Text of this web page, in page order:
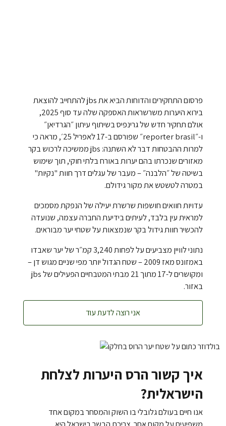
פרסום התחקירים והדוחות הביא את jbs להתחייב להוצאת
בירוא היערות משרשראות האספקה שלה עד סוף 2025,
אולם תחקיר חדש של גרינפיס בשיתוף עיתון ״הגרדיאן״
ו-״reporter brasil״ שפורסם ב-17 לאפריל 25׳, מראה כי
למרות ההבטחות דבר לא השתנה: jbs ממשיכה לרכוש בקר
מאזורים שנכרתו בהם יערות באורח בלתי חוקי, תוך שימוש
בשיטה של ״הלבנה״ – מעבר של עגלים דרך חוות "נקיות"
במטרה לטשטש את מקור גידולם.
עדויות חוואים חושפות שרשרת יעילה של הנפקת מסמכים
למראית עין בלבד, לעיתים בידיעת החברה עצמה, שנועדה
להכשיר חוות גידול בקר שנמצאות על שטחי יער מבוראים.
נתוני לוויין מצביעים על לפחות 3,240 קמ״ר של יער שאבדו
באמזונס מאז 2009 – שטח הגדול יותר מפי שניים מגוש דן –
ומקושרים ל-17 מתוך 21 מבתי המטבחיים הפעילים של jbs
באזור.
אני רוצה לדעת עוד
איך קשור הרס היערות לצלחת
הישראלית?
אנו חיים בעולם גלובלי בו השוק והמסחר במקום אחד